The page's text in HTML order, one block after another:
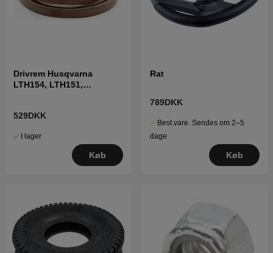
Drivrem Husqvarna
LTH154, LTH151,
529DKK
I lager
Køb
Rat
789DKK
Best.vare. Sendes om 2–5
dage
Køb